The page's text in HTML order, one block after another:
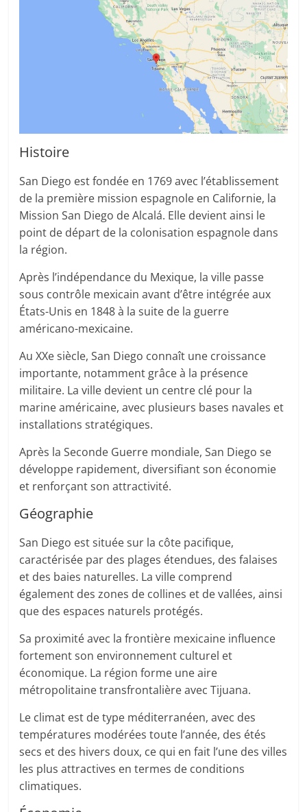
Histoire
San Diego est fondée en 1769 avec l’établissement
de la première mission espagnole en Californie, la
Mission San Diego de Alcalá. Elle devient ainsi le
point de départ de la colonisation espagnole dans
la région.
Après l’indépendance du Mexique, la ville passe
sous contrôle mexicain avant d’être intégrée aux
États-Unis en 1848 à la suite de la guerre
américano-mexicaine.
Au XXe siècle, San Diego connaît une croissance
importante, notamment grâce à la présence
militaire. La ville devient un centre clé pour la
marine américaine, avec plusieurs bases navales et
installations stratégiques.
Après la Seconde Guerre mondiale, San Diego se
développe rapidement, diversifiant son économie
et renforçant son attractivité.
Géographie
San Diego est située sur la côte pacifique,
caractérisée par des plages étendues, des falaises
et des baies naturelles. La ville comprend
également des zones de collines et de vallées, ainsi
que des espaces naturels protégés.
Sa proximité avec la frontière mexicaine influence
fortement son environnement culturel et
économique. La région forme une aire
métropolitaine transfrontalière avec Tijuana.
Le climat est de type méditerranéen, avec des
températures modérées toute l’année, des étés
secs et des hivers doux, ce qui en fait l’une des villes
les plus attractives en termes de conditions
climatiques.